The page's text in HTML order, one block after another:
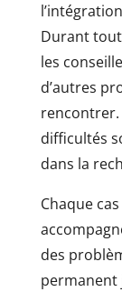
Durant tout
les
d’autres
rencontrer.
difficultés
dans la
Chaque
des
permanent